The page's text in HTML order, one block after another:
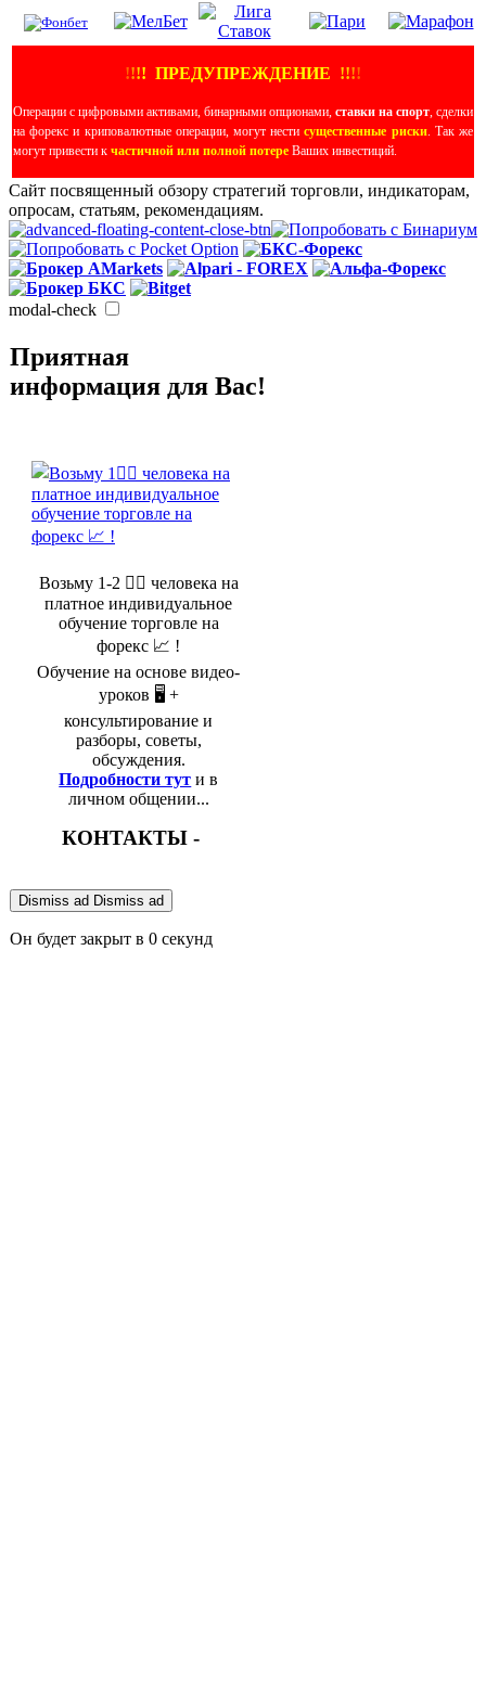
!!!! ПРЕДУПРЕЖДЕНИЕ !!!!
Операции с цифровыми активами, бинарными опционами, ставки на спорт , сделки
на форекс и криповалютные операции, могут нестисущественные риски. Так же
могут привести к частичной или полной потере Ваших инвестиций.
Сайт посвященный обзору стратегий торговли, индикаторам,
опросам, статьям, рекомендациям.
modal-check
Приятная
информация для Вас!
Возьму 1-2 🤵‍♂️ человека на
платное индивидуальное
обучение торговле на
форекс 📈 !
Обучение на основе видео-
уроков 🖥️ +
консультирование и
разборы, советы,
обсуждения.
Подробности тут и в
личном общении...
КОНТАКТЫ -
Dismiss ad Dismiss ad
Он будет закрыт в 0 секунд